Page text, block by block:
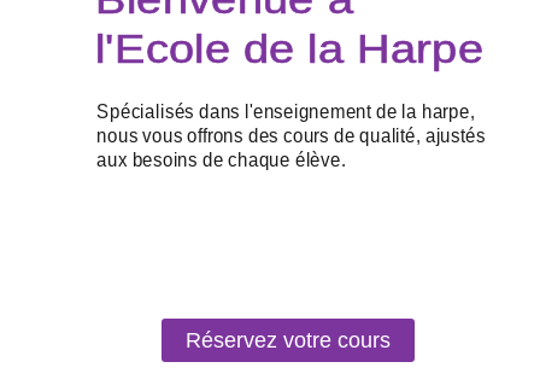
Réservez votre cours